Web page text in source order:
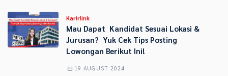
Karirlink
Mau Dapat Kandidat Sesuai Lokasi &
Jurusan? Yuk Cek Tips Posting
Lowongan Berikut Ini!
19 AUGUST 2024